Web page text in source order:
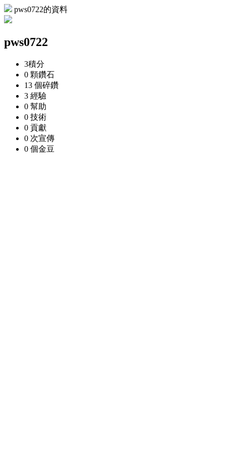
pws0722的資料
pws0722
3積分
0 顆鑽石
13 個碎鑽
3 經驗
0 幫助
0 技術
0 貢獻
0 次宣傳
0 個金豆